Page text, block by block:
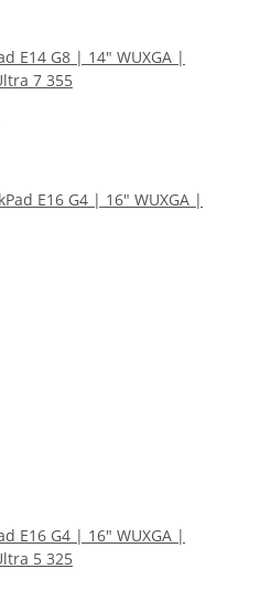
E14 G8 | 14" WUXGA |
7 355
E16 G4 | 16" WUXGA |
5 325